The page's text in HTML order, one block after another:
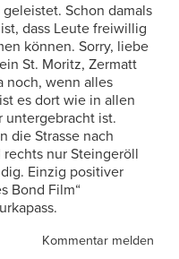
Schon damals
dass Leute freiwillig
können. Sorry, liebe
St. Moritz, Zermatt
noch, wenn alles
es dort wie in allen
untergebracht ist.
die Strasse nach
nur Steingeröll
Einzig positiver
Bond Film“
Kommentar melden